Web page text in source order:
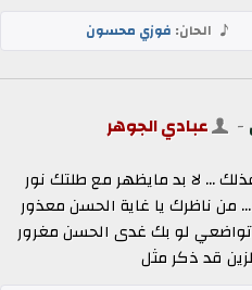
الحان: فوزي محسون
- عبادي الجوهر
... لا بد مايظهر مع طلتك نور
ناظرك يا غاية الحسن معذور
لو بك غدى الحسن مغرور
قد ذكر مثل